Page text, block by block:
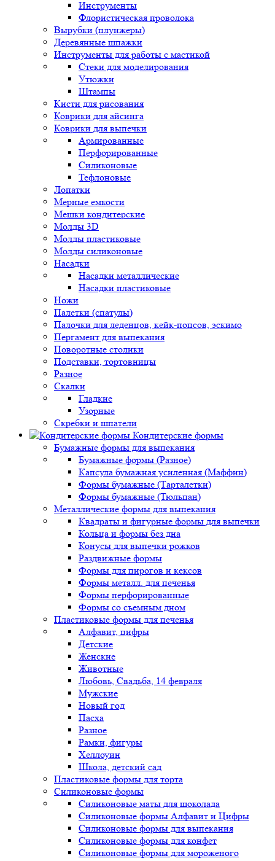
Инструменты
Флористическая проволока
Вырубки (плунжеры)
Деревянные шпажки
Инструменты для работы с мастикой
Стеки для моделирования
Утюжки
Штампы
Кисти для рисования
Коврики для айсинга
Коврики для выпечки
Армированные
Перфорированные
Силиконовые
Тефлоновые
Лопатки
Мерные емкости
Мешки кондитерские
Молды 3D
Молды пластиковые
Молды силиконовые
Насадки
Насадки металлические
Насадки пластиковые
Ножи
Палетки (спатулы)
Палочки для леденцов, кейк-попсов, эскимо
Пергамент для выпекания
Поворотные столики
Подставки, тортовницы
Разное
Скалки
Гладкие
Узорные
Скребки и шпатели
Кондитерские формы
Бумажные формы для выпекания
Бумажные формы (Разное)
Капсула бумажная усиленная (Маффин)
Формы бумажные (Тарталетки)
Формы бумажные (Тюльпан)
Металлические формы для выпекания
Квадраты и фигурные формы для выпечки
Кольца и формы без дна
Конусы для выпечки рожков
Раздвижные формы
Формы для пирогов и кексов
Формы металл. для печенья
Формы перфорированные
Формы со съемным дном
Пластиковые формы для печенья
Алфавит, цифры
Детские
Женские
Животные
Любовь, Свадьба, 14 февраля
Мужские
Новый год
Пасха
Разное
Рамки, фигуры
Хеллоуин
Школа, детский сад
Пластиковые формы для торта
Силиконовые формы
Силиконовые маты для шоколада
Силиконовые формы Алфавит и Цифры
Силиконовые формы для выпекания
Силиконовые формы для конфет
Силиконовые формы для мороженого